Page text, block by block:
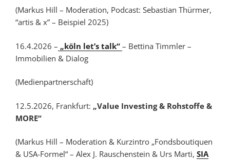
(Markus Hill – Moderation, Podcast: Sebastian Thürmer,
“artis & x” – Beispiel 2025)
16.4.2026 – „köln let’s talk“ – Bettina Timmler –
Immobilien & Dialog
(Medienpartnerschaft)
12.5.2026, Frankfurt: „Value Investing & Rohstoffe &
MORE“
(Markus Hill – Moderation & Kurzintro „Fondsboutiquen
& USA-Formel“ – Alex J. Rauschenstein & Urs Marti, SIA